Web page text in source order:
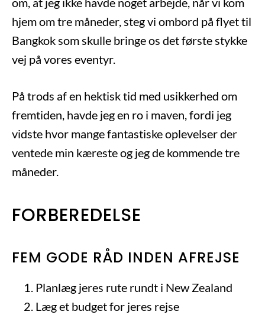
hjem om tre måneder, steg vi ombord på flyet til
Bangkok som skulle bringe os det første stykke
vej på vores eventyr.
På trods af en hektisk tid med usikkerhed om
fremtiden, havde jeg en ro i maven, fordi jeg
vidste hvor mange fantastiske oplevelser der
ventede min kæreste og jeg de kommende tre
måneder.
FORBEREDELSE
FEM GODE RÅD INDEN AFREJSE
Planlæg jeres rute rundt i New Zealand
Læg et budget for jeres rejse